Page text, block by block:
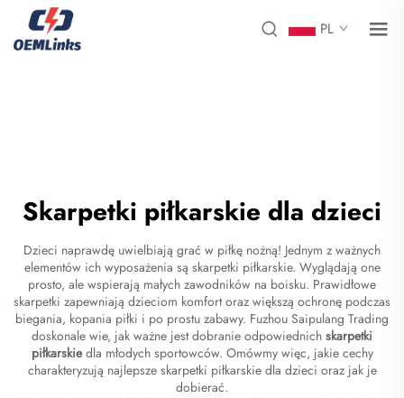
PL
Skarpetki piłkarskie dla dzieci
Dzieci naprawdę uwielbiają grać w piłkę nożną! Jednym z ważnych
elementów ich wyposażenia są skarpetki piłkarskie. Wyglądają one
prosto, ale wspierają małych zawodników na boisku. Prawidłowe
skarpetki zapewniają dzieciom komfort oraz większą ochronę podczas
biegania, kopania piłki i po prostu zabawy. Fuzhou Saipulang Trading
doskonale wie, jak ważne jest dobranie odpowiednich skarpetki
piłkarskiedla młodych sportowców. Omówmy więc, jakie cechy
charakteryzują najlepsze skarpetki piłkarskie dla dzieci oraz jak je
dobierać.